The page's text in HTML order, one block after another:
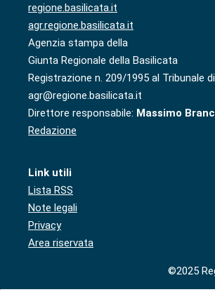
regione.basilicata.it
agr.regione.basilicata.it
Agenzia stampa della
Giunta Regionale della Basilicata
Registrazione n. 209/1995 al Tribunale
agr@regione.basilicata.it
Direttore responsabile: Massimo
Redazione
Link utili
Lista RSS
Note legali
Privacy
Area riservata
©2025